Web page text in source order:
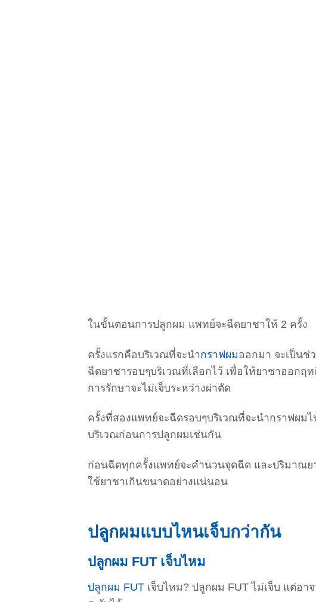
ในขั้นตอนการปลูกผม แพทย์จะฉีดยาชาให้ 2 ครั้ง
ครั้งแรกคือบริเวณที่จะนำกราฟผมออกมา จะเป็นช่
ฉีดยาชารอบๆบริเวณที่เลือกไว้ เพื่อให้ยาชาออกฤ
การรักษาจะไม่เจ็บระหว่างผ่าตัด
ครั้งที่สองแพทย์จะฉีดรอบๆบริเวณที่จะนำกราฟผม
บริเวณก่อนการปลูกผมเช่นกัน
ก่อนฉีดทุกครั้งแพทย์จะคำนวนจุดฉีด และปริมาณย
ใช้ยาชาเกินขนาดอย่างแน่นอน
ปลูกผมแบบไหนเจ็บกว่ากัน
ปลูกผม FUT เจ็บไหม
ปลูกผม FUT เจ็บไหม? ปลูกผม FUT ไม่เจ็บ แต่อ